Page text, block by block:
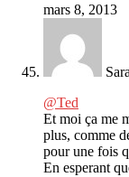
mars 8, 2013
@Ted
Et moi ça me
plus, comme
pour une fois
En esperant